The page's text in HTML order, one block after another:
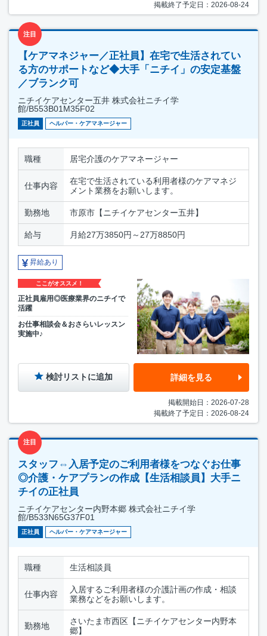
掲載終了予定日：2026-08-24
注目
【ケアマネジャー／正社員】在宅で生活されてい
る方のサポートなど◆大手「ニチイ」の安定基盤
／ブランク可
ニチイケアセンター五井 株式会社ニチイ学
館/B553B01M35F02
正社員 ヘルパー・ケアマネージャー
職種 居宅介護のケアマネージャー
仕事内容
在宅で生活されている利用者様のケアマネジ
メント業務をお願いします。
勤務地 市原市【ニチイケアセンター五井】
給与 月給27万3850円～27万8850円
昇給あり
ここがオススメ！
正社員雇用◎医療業界のニチイで
活躍
お仕事相談会＆おさらいレッスン
実施中♪
検討リストに追加 詳細を見る
掲載開始日：2026-07-28
掲載終了予定日：2026-08-24
注目
スタッフ⇔入居予定のご利用者様をつなぐお仕事
◎介護・ケアプランの作成【生活相談員】大手ニ
チイの正社員
ニチイケアセンター内野本郷 株式会社ニチイ学
館/B533N65G37F01
正社員 ヘルパー・ケアマネージャー
職種 生活相談員
仕事内容
入居するご利用者様の介護計画の作成・相談
業務などをお願いします。
勤務地
さいたま市西区【ニチイケアセンター内野本
郷】